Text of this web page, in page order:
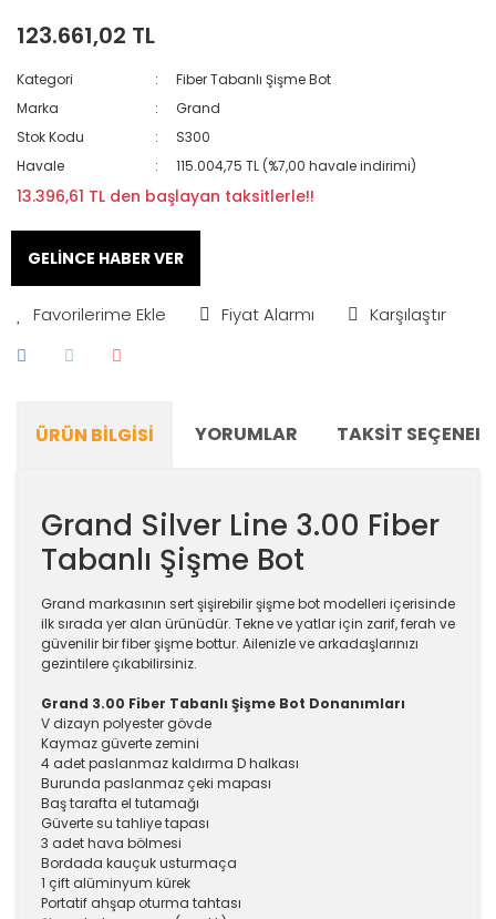
123.661,02 TL
Kategori
Fiber Tabanlı Şişme Bot
Marka
Grand
Stok Kodu
S300
Havale
115.004,75 TL (%7,00 havale indirimi)
13.396,61 TL den başlayan taksitlerle!!
GELİNCE HABER VER
Fiyat Alarmı Karşılaştır
ÜRÜN BILGISI YORUMLAR TAKSIT
Grand Silver Line 3.00 Fiber
Tabanlı Şişme Bot
Grand markasının sert şişirebilir şişme bot modelleri içerisinde
ilk sırada yer alan ürünüdür. Tekne ve yatlar için zarif, ferah ve
güvenilir bir fiber şişme bottur. Ailenizle ve arkadaşlarınızı
gezintilere çıkabilirsiniz.
Grand 3.00 Fiber Tabanlı Şişme Bot Donanımları
V dizayn polyester gövde
Kaymaz güverte zemini
4 adet paslanmaz kaldırma D halkası
Burunda paslanmaz çeki mapası
Baş tarafta el tutamağı
Güverte su tahliye tapası
3 adet hava bölmesi
Bordada kauçuk usturmaça
1 çift alüminyum kürek
Portatif ahşap oturma tahtası